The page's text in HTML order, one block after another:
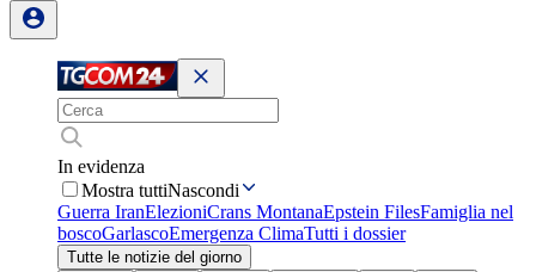
In evidenza
Mostra tuttiNascondi
Guerra IranElezioniCrans MontanaEpstein FilesFamiglia nel
boscoGarlascoEmergenza ClimaTutti i dossier
Tutte le notizie del giorno